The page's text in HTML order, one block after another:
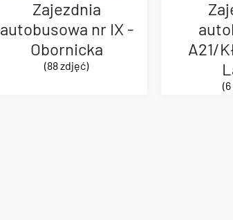
Zajezdnia
autobusowa nr IX -
Obornicka
(88 zdjęć)
A21/